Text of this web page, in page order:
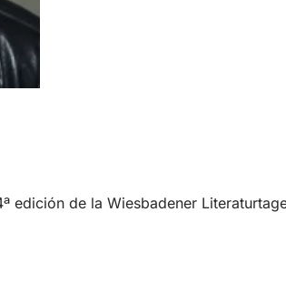
edición de la Wiesbadener